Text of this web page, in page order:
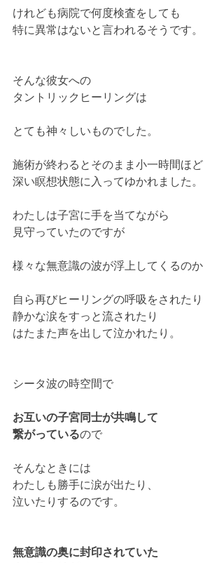
けれども病院で何度検査をしても
特に異常はないと言われるそうです。
そんな彼女への
タントリックヒーリングは
とても神々しいものでした。
施術が終わるとそのまま小一時間ほど
深い瞑想状態に入ってゆかれました。
わたしは子宮に手を当てながら
見守っていたのですが
様々な無意識の波が浮上してくるのか
自ら再びヒーリングの呼吸をされたり
静かな涙をすっと流されたり
はたまた声を出して泣かれたり。
シータ波の時空間で
お互いの子宮同士が共鳴して
繋がっているので
そんなときには
わたしも勝手に涙が出たり、
泣いたりするのです。
無意識の奥に封印されていた